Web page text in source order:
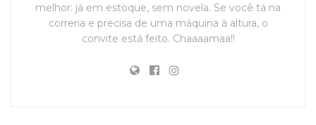
melhor: já em estoque, sem novela. Se você tá na
correria e precisa de uma máquina à altura, o
convite está feito. Chaaaamaa!!